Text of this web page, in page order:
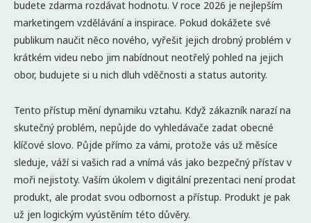
budete zdarma rozdávat hodnotu. V roce 2026 je nejlepším
marketingem vzdělávání a inspirace. Pokud dokážete své
publikum naučit něco nového, vyřešit jejich drobný problém v
krátkém videu nebo jim nabídnout neotřelý pohled na jejich
obor, budujete si u nich dluh vděčnosti a status autority.
Tento přístup mění dynamiku vztahu. Když zákazník narazí na
skutečný problém, nepůjde do vyhledávače zadat obecné
klíčové slovo. Půjde přímo za vámi, protože vás už měsíce
sleduje, váží si vašich rad a vnímá vás jako bezpečný přístav v
moři nejistoty. Vaším úkolem v digitální prezentaci není prodat
produkt, ale prodat svou odbornost a přístup. Produkt je pak
už jen logickým vyústěním této důvěry.